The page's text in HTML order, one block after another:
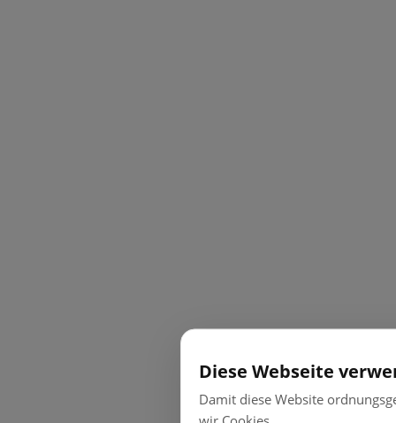
Diese Webseite
Damit diese Website
wir Cookies.